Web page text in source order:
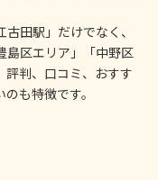
田駅」だけでなく、
島区エリア」「中野区
評判、口コミ、おすす
も特徴です。